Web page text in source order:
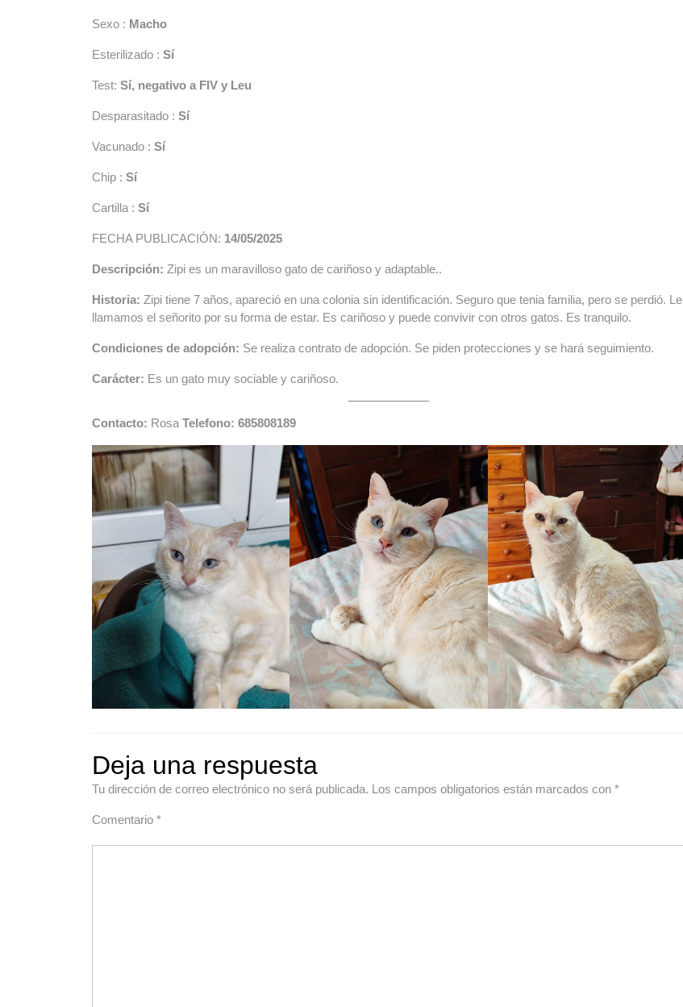
Sexo : Macho
Esterilizado : Sí
Test: Sí, negativo a FIV y Leu
Desparasitado : Sí
Vacunado : Sí
Chip : Sí
Cartilla : Sí
FECHA PUBLICACIÓN: 14/05/2025
Descripción: Zipi es un maravilloso gato de cariñoso y adaptable..
Historia: Zipi tiene 7 años, apareció en una colonia sin identificación. Seguro que tenia familia, pero se perdió. Le
llamamos el señorito por su forma de estar. Es cariñoso y puede convivir con otros gatos. Es tranquilo.
Condiciones de adopción: Se realiza contrato de adopción. Se piden protecciones y se hará seguimiento.
Carácter: Es un gato muy sociable y cariñoso.
Contacto: Rosa Telefono: 685808189
Deja una respuesta
Tu dirección de correo electrónico no será publicada. Los campos obligatorios están marcados con *
Comentario *